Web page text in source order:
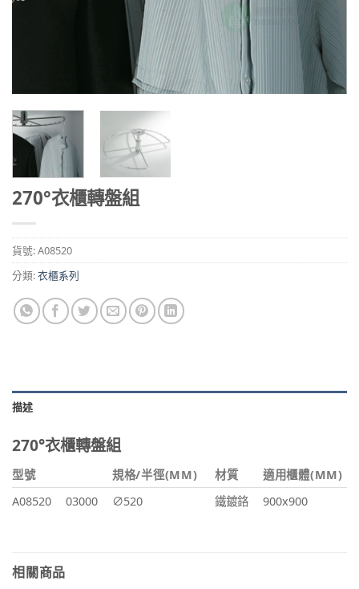
270°衣櫃轉盤組
貨號:A08520
分類:衣櫃系列
描述
270°衣櫃轉盤組
型號 規格/半徑(MM) 材質
適用櫃體(MM)
A08520
03000 ∅520 鐵鍍鉻 900x900
相關商品